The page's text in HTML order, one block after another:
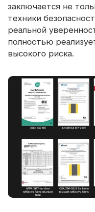
заключается не
техники
реальной
полностью
высокого риска.